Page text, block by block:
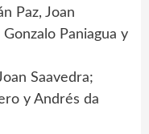
Paz, Joan
Paniagua y
Saavedra;
y Andrés da